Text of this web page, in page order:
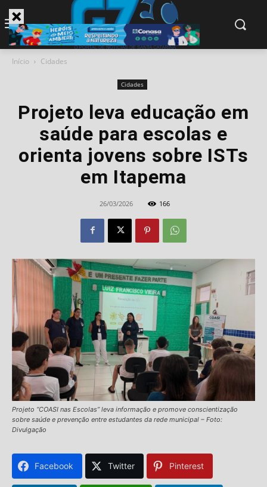
Início Cidades
Cidades
Projeto leva educação em
saúde para escolas e
orienta jovens sobre ISTs
em Itapema
26/03/2026 166
Projeto “COASI nas Escolas” leva informação e promove conscientização
sobre saúde e prevenção entre estudantes da rede municipal – Foto:
Divulgação
Facebook Twitter Pinterest
modal-check